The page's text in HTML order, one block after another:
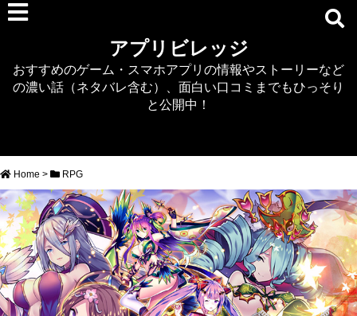
デタリキZ
アナザーエデン
RTS/MOBA
アクション
シミュレーション
牧場婚活
DEAD OR ALIVE XVV
アプリビレッジ
おすすめのゲーム・スマホアプリの情報やストーリーなど
の濃い話（ネタバレ含む）、面白い口コミまでもひっそり
と公開中！
Home > RPG